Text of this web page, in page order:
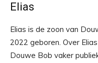
Elias
Elias is de zoon van
2022 geboren. Over
Douwe Bob vaker